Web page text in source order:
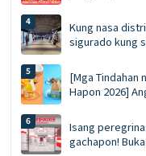
kumpletong
Kung nasa
sigurado kung
Underground
mga souvenir
[Mga Tindahan
Hapon 2026]
lasa: Juicy Fruit
Isang
gachapon! Bukas na ang opisyal na sangay ng Gachapon